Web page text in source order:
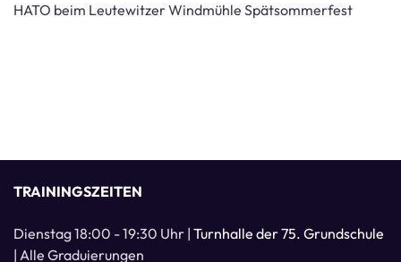
HATO beim Leutewitzer Windmühle Spätsommerfest
TRAININGSZEITEN
Dienstag 18:00 - 19:30 Uhr | Turnhalle der 75. Grundschule
| Alle Graduierungen